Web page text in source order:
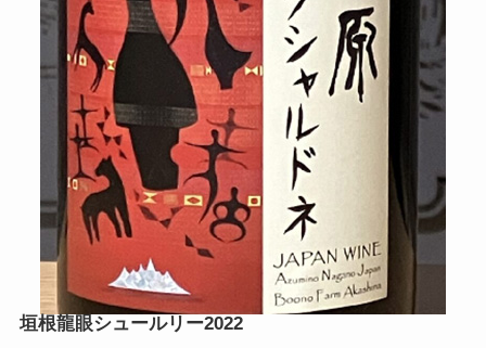
垣根龍眼シュールリー2022